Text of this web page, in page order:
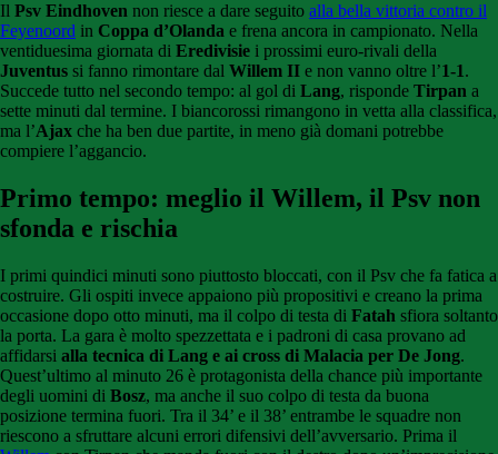
Il Psv Eindhoven non riesce a dare seguito alla bella vittoria contro il
Feyenoord in Coppa d’Olanda e frena ancora in campionato. Nella
ventiduesima giornata di Eredivisie i prossimi euro-rivali della
Juventus si fanno rimontare dal Willem II e non vanno oltre l’1-1.
Succede tutto nel secondo tempo: al gol di Lang, risponde Tirpan a
sette minuti dal termine. I biancorossi rimangono in vetta alla classifica,
ma l’Ajax che ha ben due partite, in meno già domani potrebbe
compiere l’aggancio.
Primo tempo: meglio il Willem, il Psv non
sfonda e rischia
I primi quindici minuti sono piuttosto bloccati, con il Psv che fa fatica a
costruire. Gli ospiti invece appaiono più propositivi e creano la prima
occasione dopo otto minuti, ma il colpo di testa di Fatah sfiora soltanto
la porta. La gara è molto spezzettata e i padroni di casa provano ad
affidarsi alla tecnica di Lang e ai cross di Malacia per De Jong.
Quest’ultimo al minuto 26 è protagonista della chance più importante
degli uomini di Bosz, ma anche il suo colpo di testa da buona
posizione termina fuori. Tra il 34’ e il 38’ entrambe le squadre non
riescono a sfruttare alcuni errori difensivi dell’avversario. Prima il